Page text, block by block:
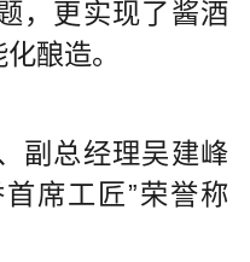
，更实现了酱酒
酿造。
副总经理吴建峰
席工匠”荣誉称